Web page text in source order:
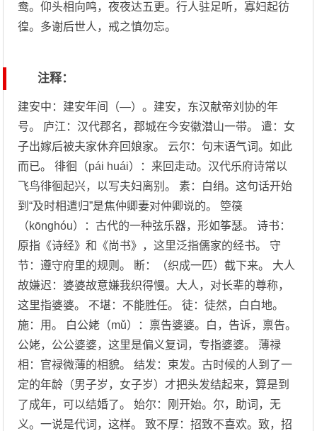
鸯。仰头相向鸣，夜夜达五更。行人驻足听，寡妇起彷
徨。多谢后世人，戒之慎勿忘。
注释：
建安中：建安年间（—）。建安，东汉献帝刘协的年
号。 庐江：汉代郡名，郡城在今安徽潜山一带。 遣：女
子出嫁后被夫家休弃回娘家。 云尔：句末语气词。如此
而已。 徘徊（pái huái）：来回走动。汉代乐府诗常以
飞鸟徘徊起兴，以写夫妇离别。 素：白绢。这句话开始
到“及时相遣归”是焦仲卿妻对仲卿说的。 箜篌
（kōnghóu）：古代的一种弦乐器，形如筝瑟。 诗书：
原指《诗经》和《尚书》，这里泛指儒家的经书。 守
节：遵守府里的规则。 断：（织成一匹）截下来。 大人
故嫌迟：婆婆故意嫌我织得慢。大人，对长辈的尊称，
这里指婆婆。 不堪：不能胜任。 徒：徒然，白白地。
施：用。 白公姥（mǔ）：禀告婆婆。白，告诉，禀告。
公姥，公公婆婆，这里是偏义复词，专指婆婆。 薄禄
相：官禄微薄的相貌。 结发：束发。古时候的人到了一
定的年龄（男子岁，女子岁）才把头发结起来，算是到
了成年，可以结婚了。 始尔：刚开始。尔，助词，无
义。一说是代词，这样。 致不厚：招致不喜欢。致，招